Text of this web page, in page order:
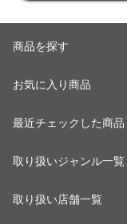
商品を探す
お気に入り商品
最近チェックした商品
取り扱いジャンル一覧
取り扱い店舗一覧